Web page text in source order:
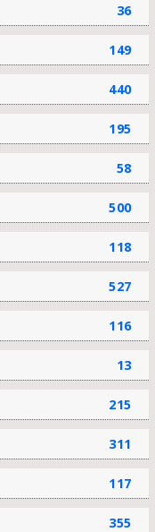
36
149
440
195
58
500
118
527
116
13
215
311
117
355